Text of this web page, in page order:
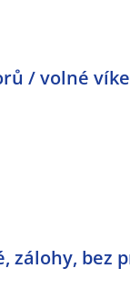
/ volné
zálohy, bez